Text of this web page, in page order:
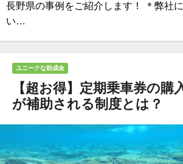
長野県の事例をご紹介します！ ＊弊社
い…
ユニークな助成金
【超お得】定期乗車券の購
が補助される制度とは？